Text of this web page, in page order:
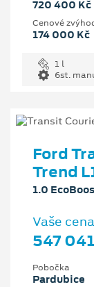
720 400 Kč
Cenové
174 000 Kč
1 l
6st.
Ford
Trend
1.0
Vaše
547
Pobočka
Pardubice